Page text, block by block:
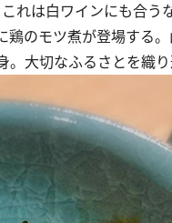
れは白ワインにも合うな
のモツ煮が登場する
大切なふるさとを織り